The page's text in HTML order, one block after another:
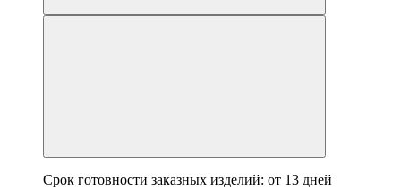
Срок готовности заказных изделий: от 13 дней